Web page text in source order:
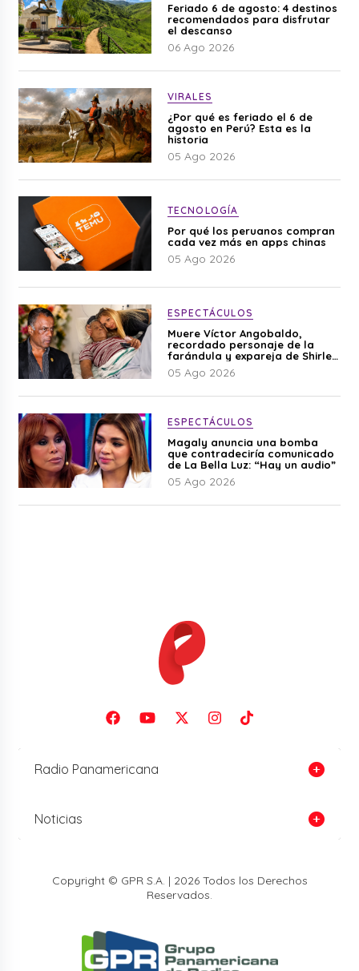
Feriado 6 de agosto: 4 destinos
recomendados para disfrutar
el descanso
06 Ago 2026
VIRALES
¿Por qué es feriado el 6 de
agosto en Perú? Esta es la
historia
05 Ago 2026
TECNOLOGÍA
Por qué los peruanos compran
cada vez más en apps chinas
05 Ago 2026
ESPECTÁCULOS
Muere Víctor Angobaldo,
recordado personaje de la
farándula y expareja de Shirley
Cherres
05 Ago 2026
ESPECTÁCULOS
Magaly anuncia una bomba
que contradeciría comunicado
de La Bella Luz: “Hay un audio”
05 Ago 2026
Radio Panamericana
Noticias
Copyright © GPR S.A. | 2026 Todos los Derechos
Reservados.